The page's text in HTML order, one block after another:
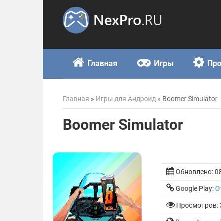
Главная Игры
Главная » Игры для Андроид » Boomer Simulator
Boomer Simulator
Обновлено:
Google Play:
Просмотров: